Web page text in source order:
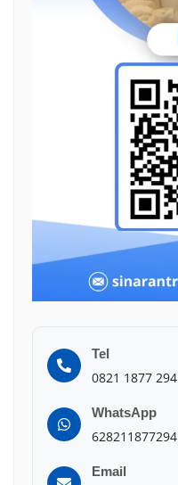
Tel
0821 1877 294
WhatsApp
628211877294
Email